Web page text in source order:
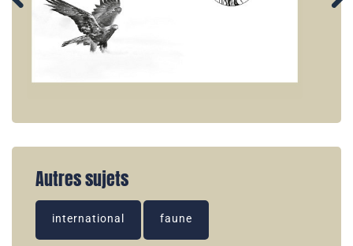
Autres sujets
international faune